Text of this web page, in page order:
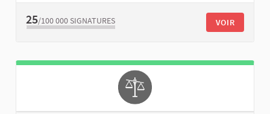
25/100 000 SIGNATURES VOIR